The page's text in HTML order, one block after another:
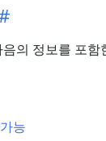
의 정보를 포함
능